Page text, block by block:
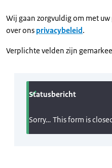
Wij gaan zorgvuldig om met
over ons privacybeleid.
Verplichte velden zijn